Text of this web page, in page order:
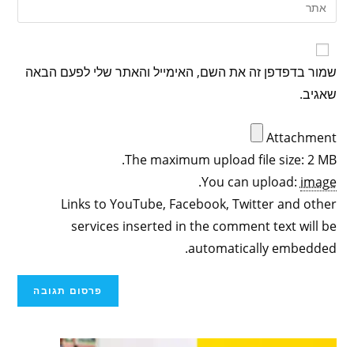
שמור בדפדפן זה את השם, האימייל והאתר שלי לפעם הבאה
שאגיב.
Attachment
The maximum upload file size: 2 MB.
You can upload: image
.
Links to YouTube, Facebook, Twitter and other
services inserted in the comment text will be
automatically embedded.